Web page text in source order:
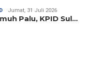
Jumat, 31 Juli 2026
Palu, KPID Sul…